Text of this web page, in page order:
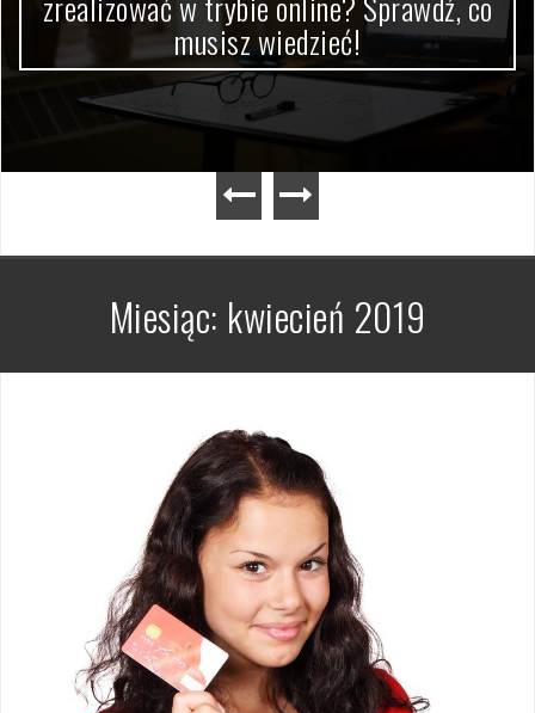
musisz wiedzieć!
Miesiąc: kwiecień 2019